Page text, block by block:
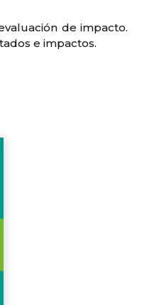
de impacto.
e impactos.